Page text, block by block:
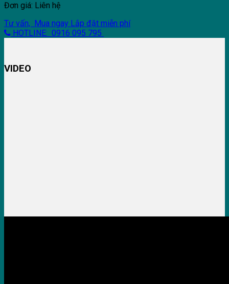
Đơn giá: Liên hệ
Tư vấn, Mua ngay Lắp đặt miễn phí
HOTLINE: 0916 095 795
VIDEO